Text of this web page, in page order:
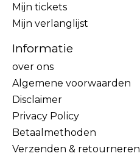
Mijn tickets
Mijn verlanglijst
Informatie
over ons
Algemene voorwaarden
Disclaimer
Privacy Policy
Betaalmethoden
Verzenden & retourneren